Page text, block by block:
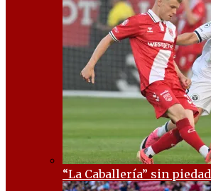
“La Caballería” sin piedad